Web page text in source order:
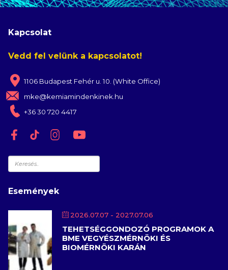
Kapcsolat
Vedd fel velünk a kapcsolatot!
1106 Budapest Fehér u. 10. (White Office)
mke@kemiamindenkinek.hu
+36 30 720 4417
Keresés
Események
2026.07.07 - 2027.07.06
TEHETSÉGGONDOZÓ PROGRAMOK A
BME VEGYÉSZMÉRNÖKI ÉS
BIOMÉRNÖKI KARÁN